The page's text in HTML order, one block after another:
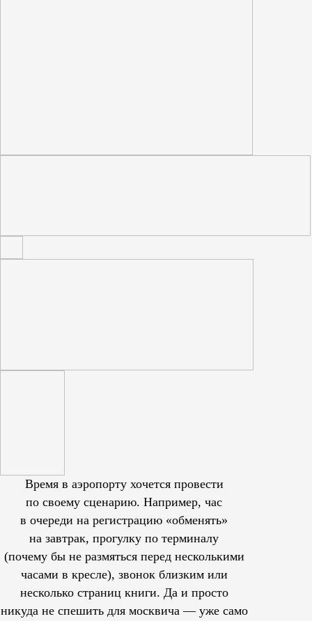
Время в аэропорту хочется провести
по своему сценарию. Например, час
в очереди на регистрацию «обменять»
на завтрак, прогулку по терминалу
(почему бы не размяться перед несколькими
часами в кресле), звонок близким или
несколько страниц книги. Да и просто
никуда не спешить для москвича — уже само